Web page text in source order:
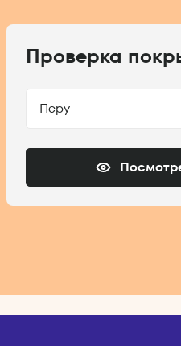
Проверка
Перу